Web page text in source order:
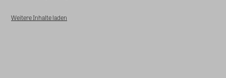
Weitere Inhalte laden